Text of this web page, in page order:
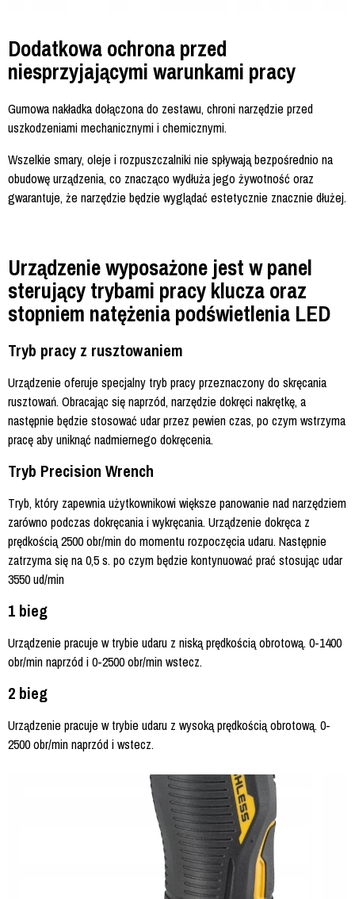
Dodatkowa ochrona przed
niesprzyjającymi warunkami pracy
Gumowa nakładka dołączona do zestawu, chroni narzędzie przed
uszkodzeniami mechanicznymi i chemicznymi.
Wszelkie smary, oleje i rozpuszczalniki nie spływają bezpośrednio na
obudowę urządzenia, co znacząco wydłuża jego żywotność oraz
gwarantuje, że narzędzie będzie wyglądać estetycznie znacznie dłużej.
Urządzenie wyposażone jest w panel
sterujący trybami pracy klucza oraz
stopniem natężenia podświetlenia LED
Tryb pracy z rusztowaniem
Urządzenie oferuje specjalny tryb pracy przeznaczony do skręcania
rusztowań. Obracając się naprzód, narzędzie dokręci nakrętkę, a
następnie będzie stosować udar przez pewien czas, po czym wstrzyma
pracę aby uniknąć nadmiernego dokręcenia.
Tryb Precision Wrench
Tryb, który zapewnia użytkownikowi większe panowanie nad narzędziem
zarówno podczas dokręcania i wykręcania. Urządzenie dokręca z
prędkością 2500 obr/min do momentu rozpoczęcia udaru. Następnie
zatrzyma się na 0,5 s. po czym będzie kontynuować prać stosując udar
3550 ud/min
1 bieg
Urządzenie pracuje w trybie udaru z niską prędkością obrotową. 0-1400
obr/min naprzód i 0-2500 obr/min wstecz.
2 bieg
Urządzenie pracuje w trybie udaru z wysoką prędkością obrotową. 0-
2500 obr/min naprzód i wstecz.